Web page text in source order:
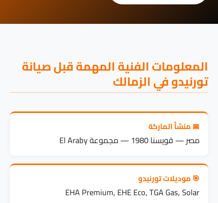
المعلومات الفنية المهمة قبل صيانة
تورنيدو في الزمالك
📅 منشأ الماركة
مصر — قويسنا 1980 — مجموعة El Araby
🎯 موديلات تورنيدو
EHA Premium, EHE Eco, TGA Gas, Solar